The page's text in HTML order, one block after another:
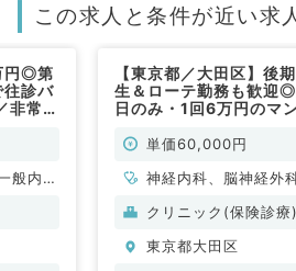
この求人と条件が近い求
円◎第
診バ
非常
般内
【東京都／大田区】後
生＆ローテ勤務も歓迎
日のみ・1回6万円のマ
常勤）単価60,000円
神経内科、脳神経外
科、老年内科、外科
クリニック(保険診療)
東京都大田区